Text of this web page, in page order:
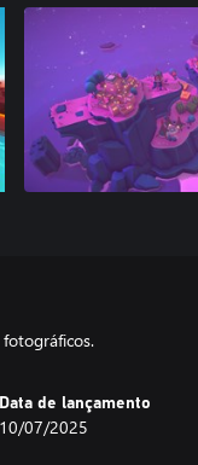
Data de lançamento
10/07/2025